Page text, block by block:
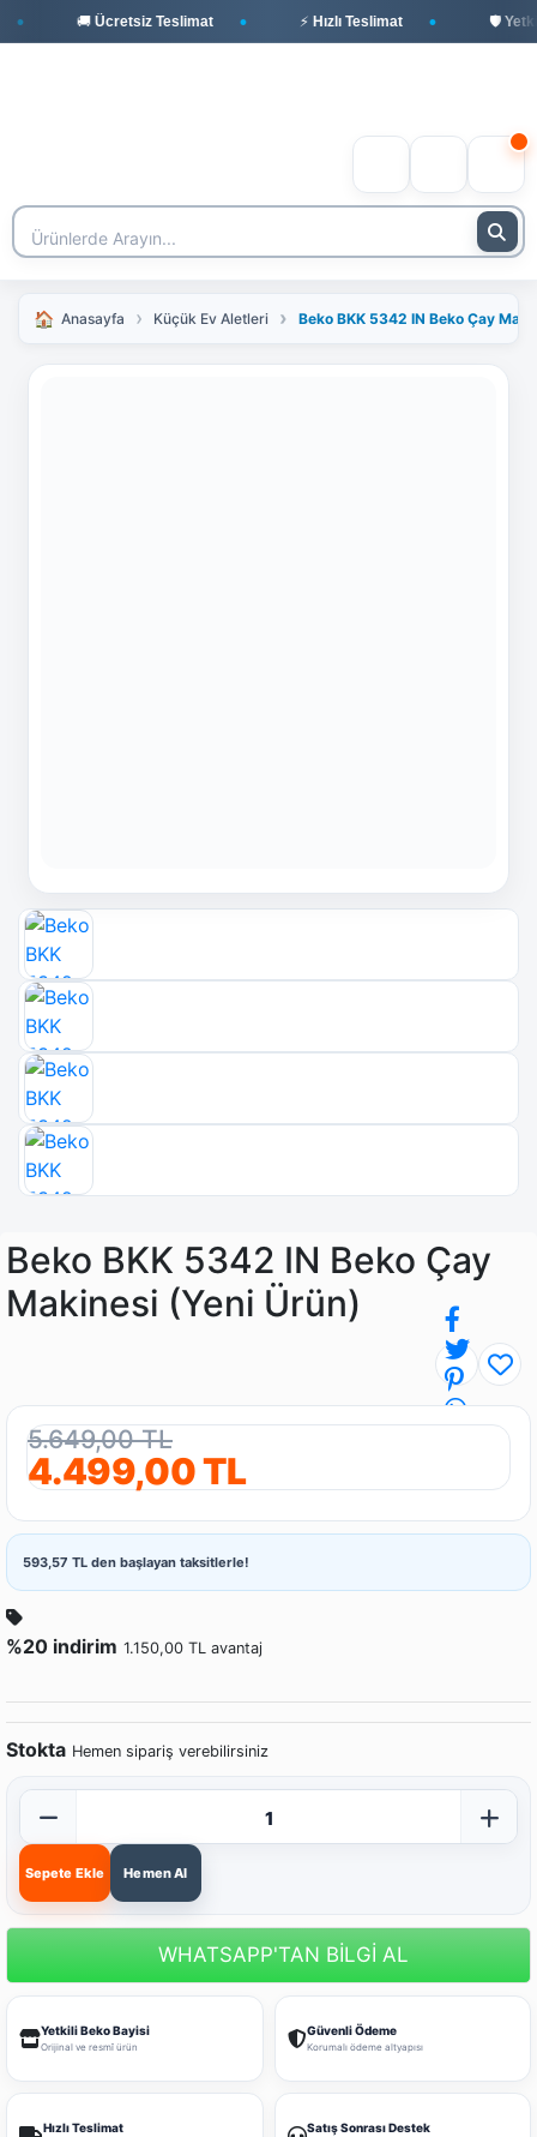
🚚 Ücretsiz Teslimat ⚡ Hızlı Teslimat 🛡️ Yetkili
Anasayfa Küçük Ev Aletleri Beko BKK 5342 IN Beko Çay
Beko BKK 5342 IN Beko Çay
Makinesi (Yeni Ürün)
5.649,00 TL
4.499,00 TL
593,57 TL den başlayan taksitlerle!
%20 indirim 1.150,00 TL avantaj
Stokta Hemen sipariş verebilirsiniz
Sepete Ekle Hemen Al
WHATSAPP'TAN BİLGİ AL
Yetkili Beko Bayisi
Orijinal ve resmî ürün
Güvenli Ödeme
Korumalı ödeme altyapısı
Hızlı Teslimat Satış Sonrası Destek